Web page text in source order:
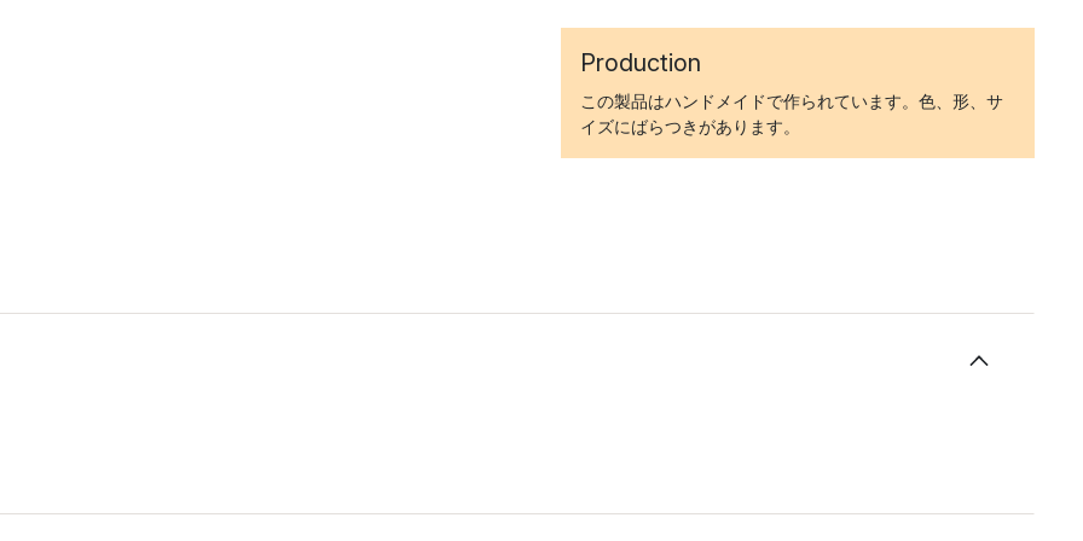
Production
この製品はハンドメイドで作られています。色、形、サ
イズにばらつきがあります。